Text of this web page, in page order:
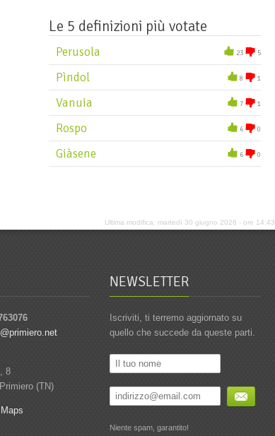
Le 5 definizioni più votate
Perusola 23 5
Pìndol 8 1
Vanuia 7 1
Rospo 6 0
Giàsene 6 0
Ultima modifica: martedì 30 giugno 2026 - ore 14:43
8
(TN)
NEWSLETTER
Iscriviti, ti terremo aggiornato su
quello che succede da queste parti.
Niente spam, garantito!